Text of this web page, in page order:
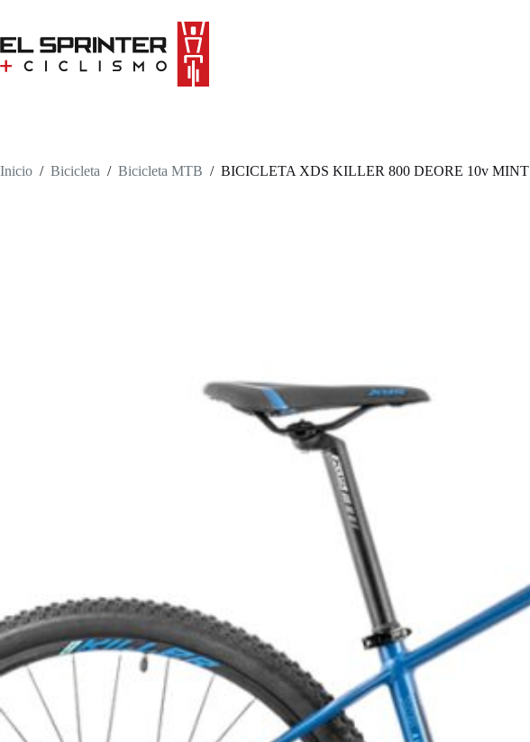
content
Inicio / Bicicleta / Bicicleta MTB / BICICLETA XDS KILLER 800 DEORE 10v MINT